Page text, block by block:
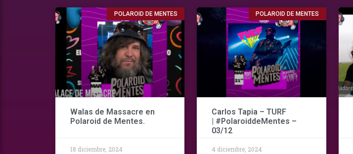
POLAROID DE MENTES
Walas de Massacre en
Polaroid de Mentes.
18 diciembre, 2024
POLAROID DE MENTES
Carlos Tapia – TURF
| #PolaroiddeMentes –
03/12
4 diciembre, 2024